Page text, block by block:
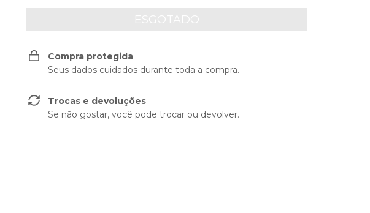
Compra protegida
Seus dados cuidados durante toda a compra.
Trocas e devoluções
Se não gostar, você pode trocar ou devolver.